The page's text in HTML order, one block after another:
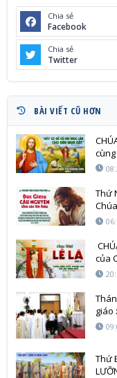
Chia sẻ
Facebook
Chia sẻ
Twitter
BÀI VIẾT CŨ HƠN
Thứ
hậu
của
giáo
Thứ